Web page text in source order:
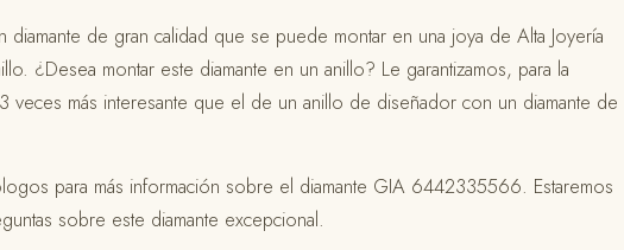
de gran calidad que se puede montar en una joya de Alta Joyería
¿Desea montar este diamante en un anillo? Le garantizamos, para la
veces más interesante que el de un anillo de diseñador con un diamante de
para más información sobre el diamante GIA 6442335566. Estaremos
sobre este diamante excepcional.